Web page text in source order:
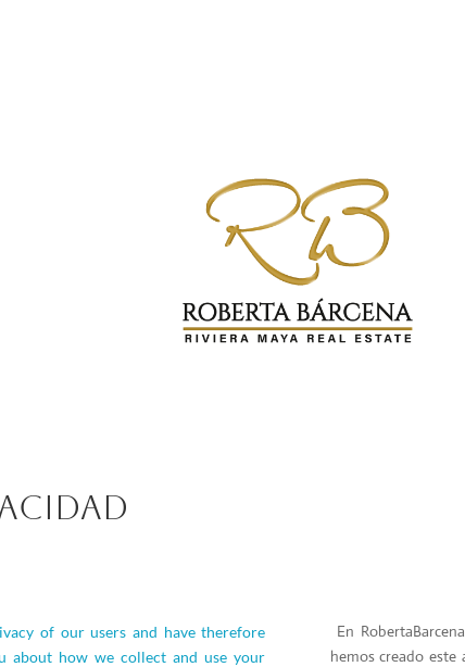
of our users and have therefore
about how we collect and use your
En
hemos creado